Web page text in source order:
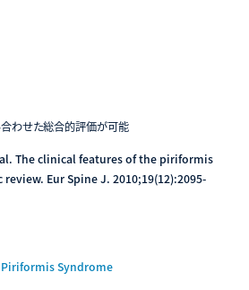
わせた総合的評価が可能
The clinical features of the piriformis
Eur Spine J. 2010;19(12):2095-
Piriformis Syndrome